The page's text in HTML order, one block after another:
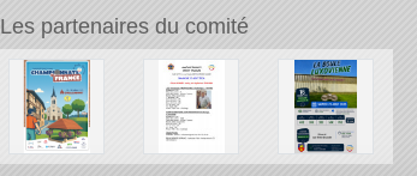
Les partenaires du comité